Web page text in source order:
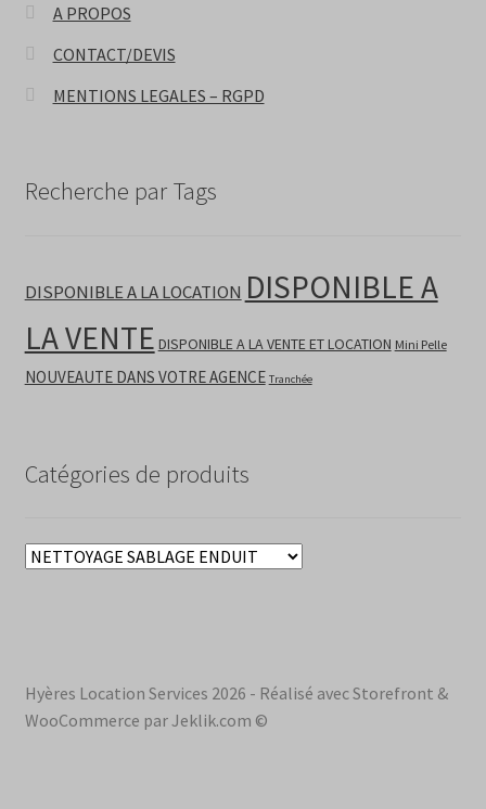
A PROPOS
CONTACT/DEVIS
MENTIONS LEGALES – RGPD
Recherche par Tags
DISPONIBLE A LA LOCATION DISPONIBLE A
LA VENTE DISPONIBLE A LA VENTE ET LOCATION Mini Pelle
NOUVEAUTE DANS VOTRE AGENCE Tranchée
Catégories de produits
Hyères Location Services 2026 - Réalisé avec Storefront &
WooCommerce par Jeklik.com ©